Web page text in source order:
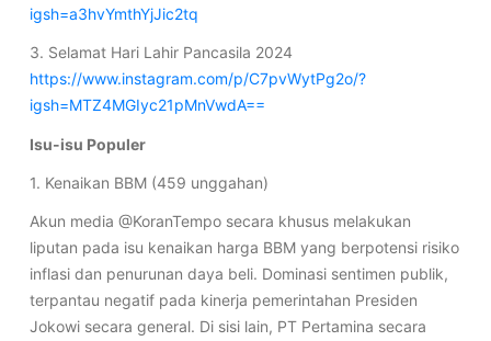
igsh=a3hvYmthYjJic2tq
3. Selamat Hari Lahir Pancasila 2024
https://www.instagram.com/p/C7pvWytPg2o/?
igsh=MTZ4MGIyc21pMnVwdA==
Isu-isu Populer
1. Kenaikan BBM (459 unggahan)
Akun media @KoranTempo secara khusus melakukan
liputan pada isu kenaikan harga BBM yang berpotensi risiko
inflasi dan penurunan daya beli. Dominasi sentimen publik,
terpantau negatif pada kinerja pemerintahan Presiden
Jokowi secara general. Di sisi lain, PT Pertamina secara